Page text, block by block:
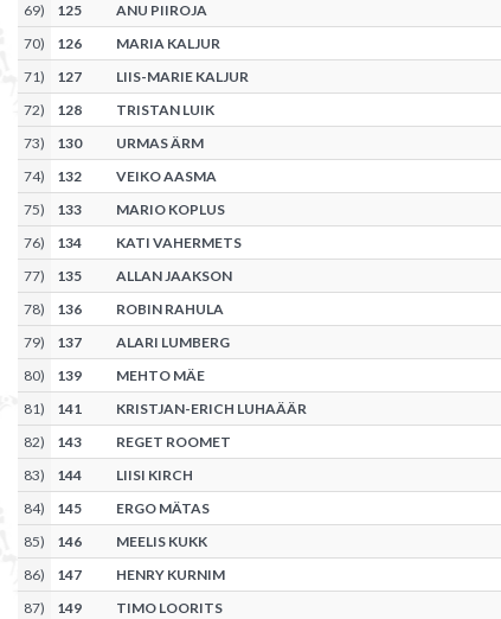
69) 125 ANU PIIROJA
70) 126 MARIA KALJUR
71) 127 LIIS-MARIE KALJUR
72) 128 TRISTAN LUIK
73) 130 URMAS ÄRM
74) 132 VEIKO AASMA
75) 133 MARIO KOPLUS
76) 134 KATI VAHERMETS
77) 135 ALLAN JAAKSON
78) 136 ROBIN RAHULA
79) 137 ALARI LUMBERG
80) 139 MEHTO MÄE
81) 141 KRISTJAN-ERICH LUHAÄÄR
82) 143 REGET ROOMET
83) 144 LIISI KIRCH
84) 145 ERGO MÄTAS
85) 146 MEELIS KUKK
86) 147 HENRY KURNIM
87) 149 TIMO LOORITS